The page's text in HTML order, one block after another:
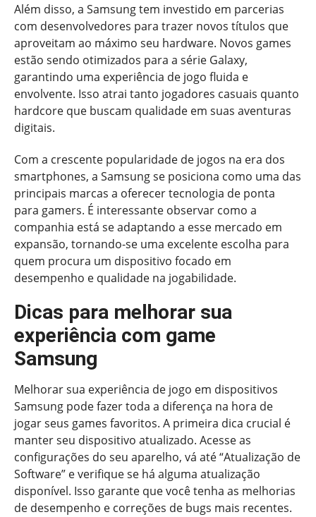
Além disso, a Samsung tem investido em parcerias
com desenvolvedores para trazer novos títulos que
aproveitam ao máximo seu hardware. Novos games
estão sendo otimizados para a série Galaxy,
garantindo uma experiência de jogo fluida e
envolvente. Isso atrai tanto jogadores casuais quanto
hardcore que buscam qualidade em suas aventuras
digitais.
Com a crescente popularidade de jogos na era dos
smartphones, a Samsung se posiciona como uma das
principais marcas a oferecer tecnologia de ponta
para gamers. É interessante observar como a
companhia está se adaptando a esse mercado em
expansão, tornando-se uma excelente escolha para
quem procura um dispositivo focado em
desempenho e qualidade na jogabilidade.
Dicas para melhorar sua
experiência com game
Samsung
Melhorar sua experiência de jogo em dispositivos
Samsung pode fazer toda a diferença na hora de
jogar seus games favoritos. A primeira dica crucial é
manter seu dispositivo atualizado. Acesse as
configurações do seu aparelho, vá até “Atualização de
Software” e verifique se há alguma atualização
disponível. Isso garante que você tenha as melhorias
de desempenho e correções de bugs mais recentes.